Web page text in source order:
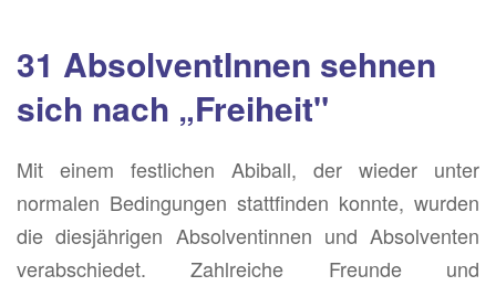
31 AbsolventInnen sehnen
sich nach „Freiheit"
Mit einem festlichen Abiball, der wieder unter
normalen Bedingungen stattfinden konnte, wurden
die diesjährigen Absolventinnen und Absolventen
verabschiedet. Zahlreiche Freunde und